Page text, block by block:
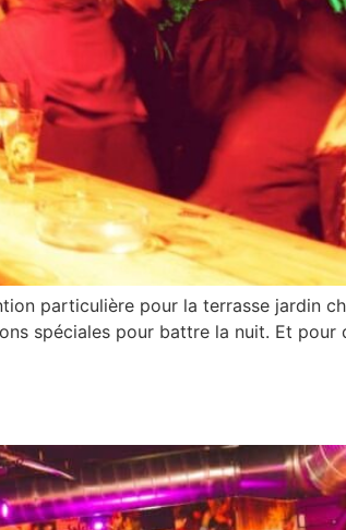
particulière pour la terrasse jardin
spéciales pour battre la nuit. Et pour